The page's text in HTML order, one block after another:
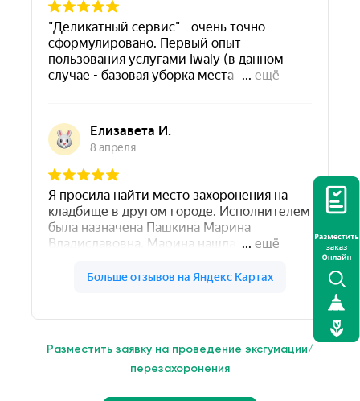
Разместить заявку на проведение эксгумации/
перезахоронения